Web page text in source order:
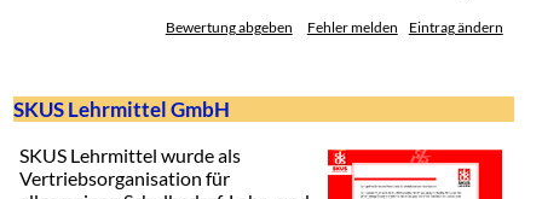
Bewertung abgeben Fehler melden Eintrag ändern
SKUS Lehrmittel GmbH
SKUS Lehrmittel wurde als
Vertriebsorganisation für